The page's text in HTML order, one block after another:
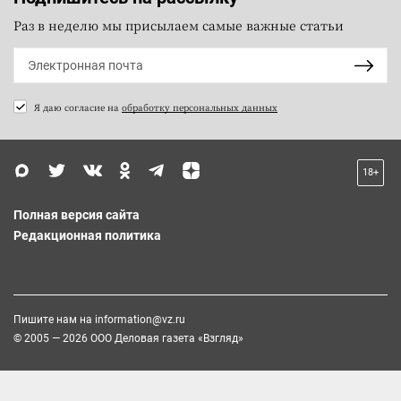
Раз в неделю мы присылаем самые важные статьи
Я даю согласие на обработку персональных данных
18+
Полная версия сайта
Редакционная политика
Пишите нам на information@vz.ru
© 2005 — 2026 ООО Деловая газета «Взгляд»